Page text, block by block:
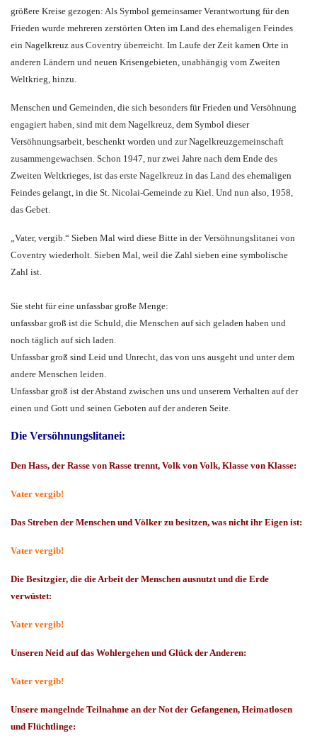
größere Kreise gezogen: Als Symbol gemeinsamer Verantwortung für den
Frieden wurde mehreren zerstörten Orten im Land des ehemaligen Feindes
ein Nagelkreuz aus Coventry überreicht. Im Laufe der Zeit kamen Orte in
anderen Ländern und neuen Krisengebieten, unabhängig vom Zweiten
Weltkrieg, hinzu.
Menschen und Gemeinden, die sich besonders für Frieden und Versöhnung
engagiert haben, sind mit dem Nagelkreuz, dem Symbol dieser
Versöhnungsarbeit, beschenkt worden und zur Nagelkreuzgemeinschaft
zusammengewachsen. Schon 1947, nur zwei Jahre nach dem Ende des
Zweiten Weltkrieges, ist das erste Nagelkreuz in das Land des ehemaligen
Feindes gelangt, in die St. Nicolai-Gemeinde zu Kiel. Und nun also, 1958,
das Gebet.
„Vater, vergib.“ Sieben Mal wird diese Bitte in der Versöhnungslitanei von
Coventry wiederholt. Sieben Mal, weil die Zahl sieben eine symbolische
Zahl ist.
Sie steht für eine unfassbar große Menge:
unfassbar groß ist die Schuld, die Menschen auf sich geladen haben und
noch täglich auf sich laden.
Unfassbar groß sind Leid und Unrecht, das von uns ausgeht und unter dem
andere Menschen leiden.
Unfassbar groß ist der Abstand zwischen uns und unserem Verhalten auf der
einen und Gott und seinen Geboten auf der anderen Seite.
Die Versöhnungslitanei:
Den Hass, der Rasse von Rasse trennt, Volk von Volk, Klasse von Klasse:
Vater vergib!
Das Streben der Menschen und Völker zu besitzen, was nicht ihr Eigen ist:
Vater vergib!
Die Besitzgier, die die Arbeit der Menschen ausnutzt und die Erde
verwüstet:
Vater vergib!
Unseren Neid auf das Wohlergehen und Glück der Anderen:
Vater vergib!
Unsere mangelnde Teilnahme an der Not der Gefangenen, Heimatlosen
und Flüchtlinge: